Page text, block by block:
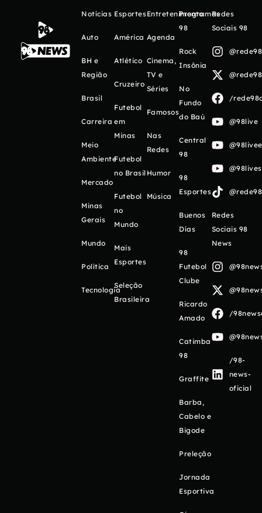
Notícias
Auto
BH e
Região
Brasil
Carreira
Meio
Ambiente
Mercado
Minas
Gerais
Mundo
Política
Tecnologia
Esportes
América
Atlético
Cruzeiro
Futebol
em
Minas
Futebol
no Brasil
Futebol
no
Mundo
Mais
Esportes
Seleção
Brasileira
Entretenimento
Agenda
Cinema,
TV e
Séries
Famosos
Nas
Redes
Humor
Música
Programas
98
Rock
Insônia
No
Fundo
do Baú
Central
98
98
Esportes
Buenos
Días
98
Futebol
Clube
Ricardo
Amado
Catimba
98
Graffite
Barba,
Cabelo e
Bigode
Preleção
Jornada
Esportiva
Redes
Sociais 98
/
@98live
Redes
Sociais 98
News
/
/98-
news-
oficial